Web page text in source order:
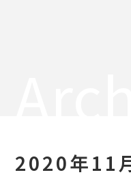
2020年11